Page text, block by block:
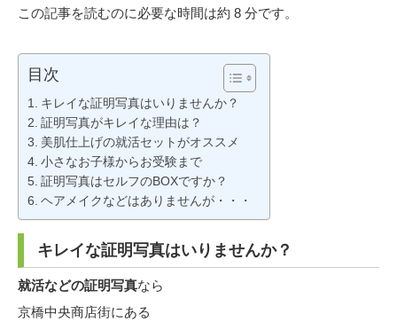
この記事を読むのに必要な時間は約 8 分です。
目次
キレイな証明写真はいりませんか？
証明写真がキレイな理由は？
美肌仕上げの就活セットがオススメ
小さなお子様からお受験まで
証明写真はセルフのBOXですか？
ヘアメイクなどはありませんが・・・
キレイな証明写真はいりませんか？
就活などの証明写真なら
京橋中央商店街にある